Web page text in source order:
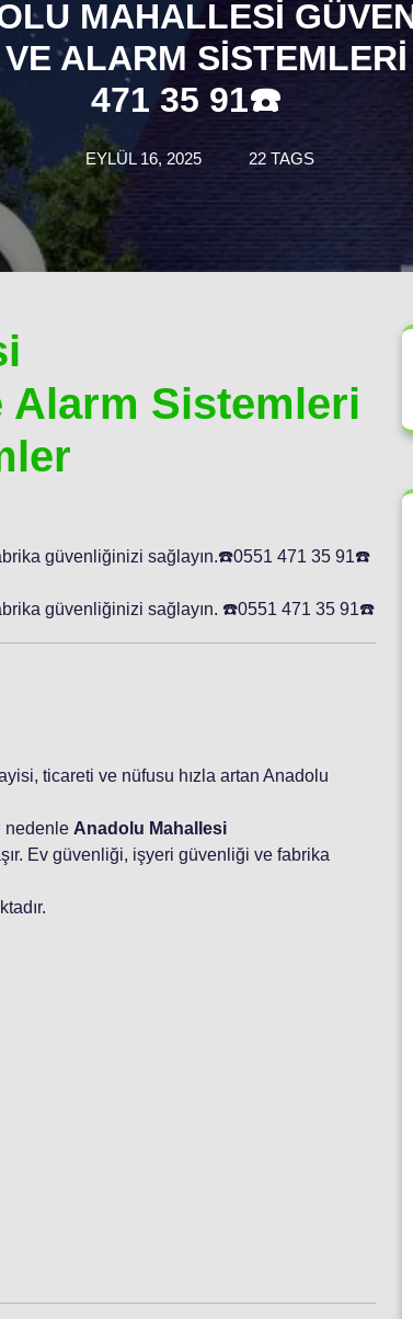
MAHALLESI
ALARM
471 35 91☎️
EYLÜL 16, 2025 22 TAGS
Alarm Sistemleri
güvenliğinizi sağlayın.☎️0551 471 35 91☎️
güvenliğinizi sağlayın. ☎️0551 471 35 91☎️
ticareti ve nüfusu hızla artan Anadolu
nedenle Anadolu Mahallesi
Ev güvenliği, işyeri güvenliği ve fabrika